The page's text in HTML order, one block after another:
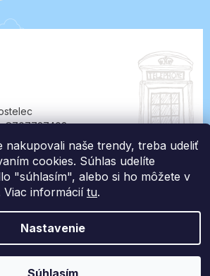
nakupovali naše trendy, treba udeliť
cookies. Súhlas udelíte
"súhlasím", alebo si ho môžete v
Viac informácií tu.
Nastavenie
Súhlasím
CZ07727402
Vytvoril Shoptet Premium